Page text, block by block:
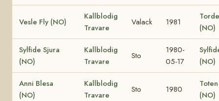
Vesle Fly (NO)
Kallblodig
Travare
Valack 1981
(NO)
Sylfide Sjura
(NO)
Kallblodig
Travare
Sto
1980-
05-17
(NO)
Anni Blesa
(NO)
Kallblodig
Travare
Sto 1980
(NO)